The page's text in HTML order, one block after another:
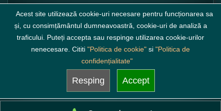
litigiilor
Acest site utilizează cookie-uri necesare pentru funcționarea sa
și, cu consimțământul dumneavoastră, cookie-uri de analiză a
traficului. Puteți accepta sau respinge utilizarea cookie-urilor
nenecesare. Cititi "Politica de cookie" si "Politica de
confidențialitate"
Resping Accept